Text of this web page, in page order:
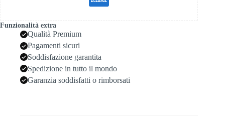
Funzionalità extra
Qualità Premium
Pagamenti sicuri
Soddisfazione garantita
Spedizione in tutto il mondo
Garanzia soddisfatti o rimborsati